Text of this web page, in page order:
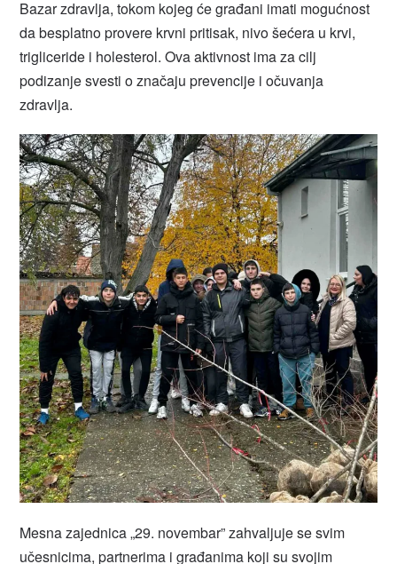
Bazar zdravlja, tokom kojeg će građani imati mogućnost
da besplatno provere krvni pritisak, nivo šećera u krvi,
trigliceride i holesterol. Ova aktivnost ima za cilj
podizanje svesti o značaju prevencije i očuvanja
zdravlja.
Mesna zajednica „29. novembar” zahvaljuje se svim
učesnicima, partnerima i građanima koji su svojim